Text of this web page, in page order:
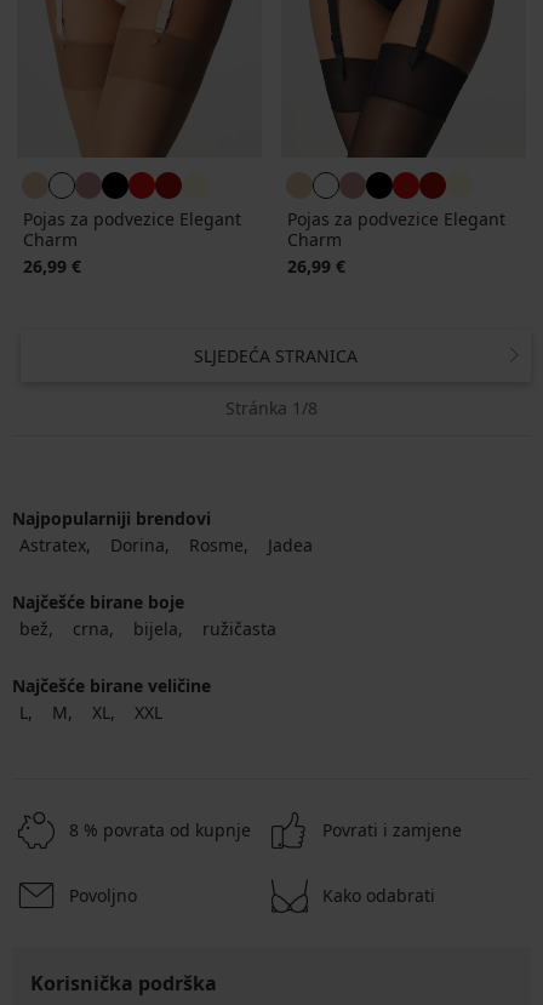
Pojas za podvezice Elegant
Charm
26,99 €
Pojas za podvezice Elegant
Charm
26,99 €
SLJEDEĆA STRANICA
Stránka 1/8
Najpopularniji brendovi
Astratex
Dorina Rosme Jadea
Najčešće birane boje
bež
crna bijela ružičasta
Najčešće birane veličine
L
M XL XXL
8 % povrata od kupnje Povrati i zamjene
Povoljno Kako odabrati
Korisnička podrška